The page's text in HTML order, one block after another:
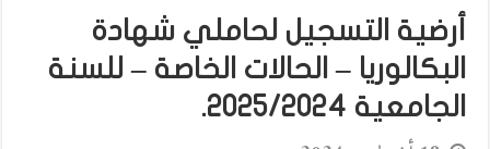
أرضية التسجيل لحاملي شهادة
البكالوريا – الحالات الخاصة – للسنة
الجامعية 2025/2024.